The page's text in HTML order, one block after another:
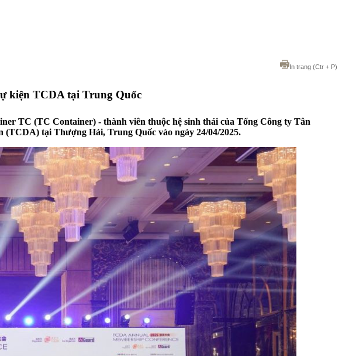
In trang (Ctr + P)
kiện TCDA tại Trung Quốc
TC (TC Container) - thành viên thuộc hệ sinh thái của Tổng Công ty Tân
tại Thượng Hải, Trung Quốc vào ngày 24/04/2025.